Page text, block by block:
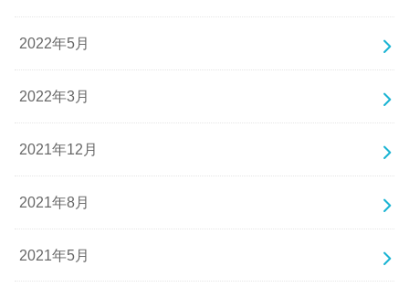
2022年5月
2022年3月
2021年12月
2021年8月
2021年5月